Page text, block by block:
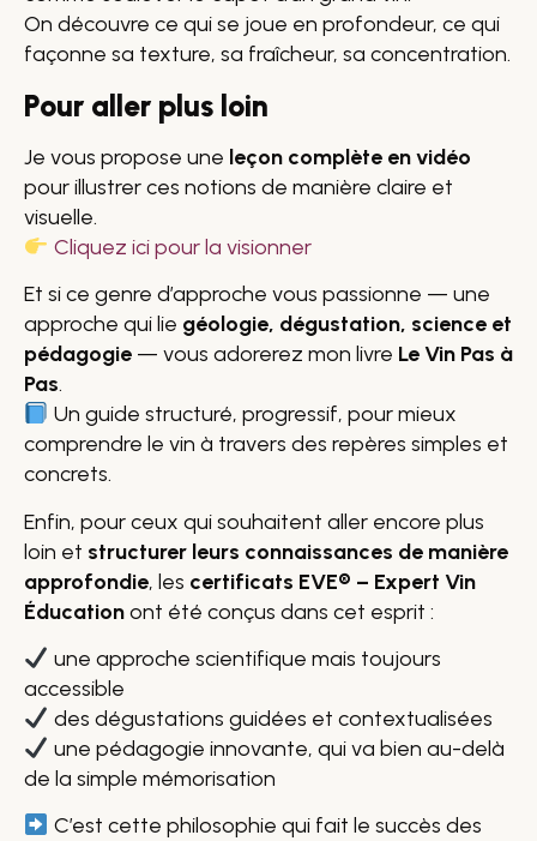
On découvre ce qui se joue en profondeur, ce qui
façonne sa texture, sa fraîcheur, sa concentration.
Pour aller plus loin
Je vous propose une leçon complète en vidéo
pour illustrer ces notions de manière claire et
visuelle.
Cliquez ici pour la visionner
Et si ce genre d’approche vous passionne — une
approche qui lie géologie, dégustation, science et
pédagogie — vous adorerez mon livre Le Vin Pas à
Pas.
Un guide structuré, progressif, pour mieux
comprendre le vin à travers des repères simples et
concrets.
Enfin, pour ceux qui souhaitent aller encore plus
loin et structurer leurs connaissances de manière
approfondie, les certificats EVE® – Expert Vin
Éducationont été conçus dans cet esprit :
une approche scientifique mais toujours
accessible
des dégustations guidées et contextualisées
une pédagogie innovante, qui va bien au-delà
de la simple mémorisation
C’est cette philosophie qui fait le succès des